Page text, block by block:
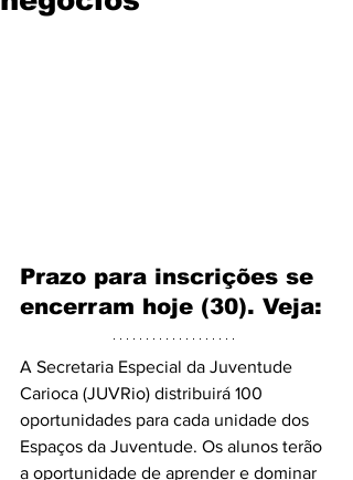
Prazo para inscrições se
encerram hoje (30). Veja:
A Secretaria Especial da Juventude
Carioca (JUVRio) distribuirá 100
oportunidades para cada unidade dos
Espaços da Juventude. Os alunos terão
a oportunidade de aprender e dominar